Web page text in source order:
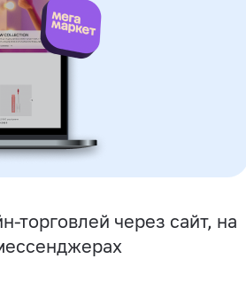
торговлей через сайт, на